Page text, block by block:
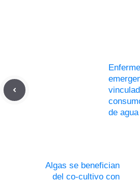
de
Algas se benefician
del co-cultivo con